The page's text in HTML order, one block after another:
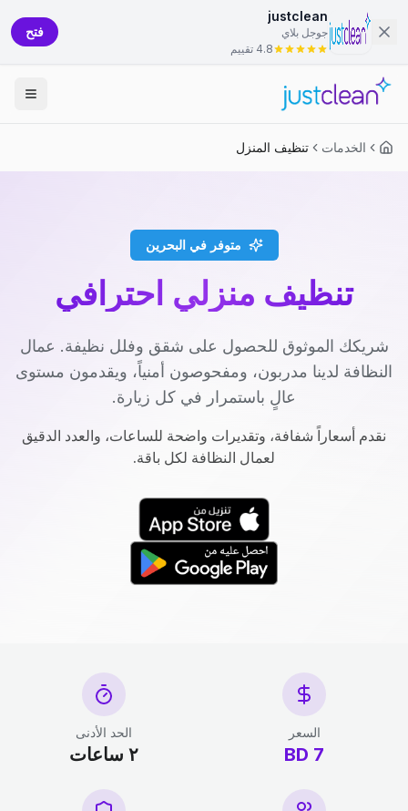
justclean
جوجل بلاي
4.8 تقييم
فتح
الخدمات تنظيف المنزل
متوفر في البحرين
تنظيف منزلي احترافي
شريكك الموثوق للحصول على شقق وفلل نظيفة. عمال
النظافة لدينا مدربون، ومفحوصون أمنياً، ويقدمون مستوى
عالٍ باستمرار في كل زيارة.
نقدم أسعاراً شفافة، وتقديرات واضحة للساعات، والعدد الدقيق
لعمال النظافة لكل باقة.
السعر
7 BD
الحد الأدنى
٢ ساعات